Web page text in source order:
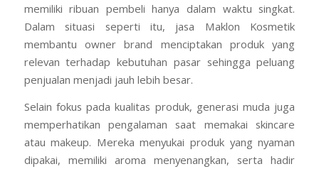
memiliki ribuan pembeli hanya dalam waktu singkat.
Dalam situasi seperti itu, jasa Maklon Kosmetik
membantu owner brand menciptakan produk yang
relevan terhadap kebutuhan pasar sehingga peluang
penjualan menjadi jauh lebih besar.
Selain fokus pada kualitas produk, generasi muda juga
memperhatikan pengalaman saat memakai skincare
atau makeup. Mereka menyukai produk yang nyaman
dipakai, memiliki aroma menyenangkan, serta hadir